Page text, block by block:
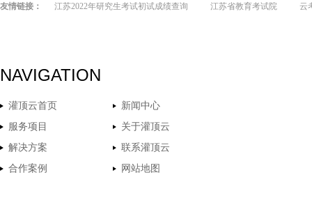
友情链接： 江苏2022年研究生考试初试成绩查询 江苏省教育考试院 云
NAVIGATION
灌顶云首页
新闻中心
服务项目
关于灌顶云
解决方案
联系灌顶云
合作案例
网站地图